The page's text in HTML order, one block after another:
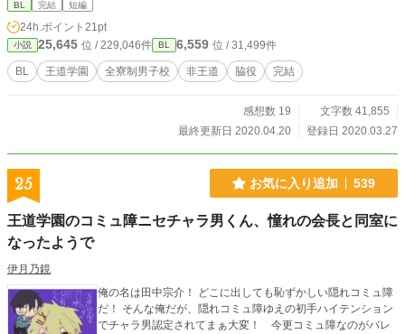
BL 完結 短編
24h.ポイント 21pt
小説 25,645 位 / 229,046件 BL 6,559 位 / 31,499件
BL 王道学園 全寮制男子校 非王道 脇役 完結
感想数 19
文字数 41,855
最終更新日 2020.04.20
登録日 2020.03.27
25 お気に入り追加 539
王道学園のコミュ障ニセチャラ男くん、憧れの会長と同室に
なったようで
伊月乃鏡
俺の名は田中宗介！ どこに出しても恥ずかしい隠れコミュ障
だ！ そんな俺だが、隠れコミュ障ゆえの初手ハイテンション
でチャラ男認定されてまぁ大変！ 今更コミュ障なのがバレ